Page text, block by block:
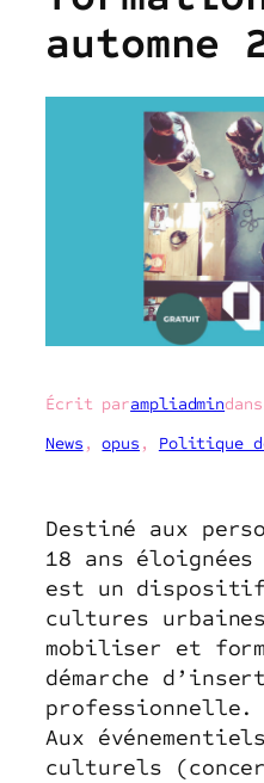
automne
Écrit parampliadmindans
News , opus , Politique
Destiné aux
18 ans éloignées
est un
cultures
mobiliser et
démarche
professionnelle.
Aux
culturels